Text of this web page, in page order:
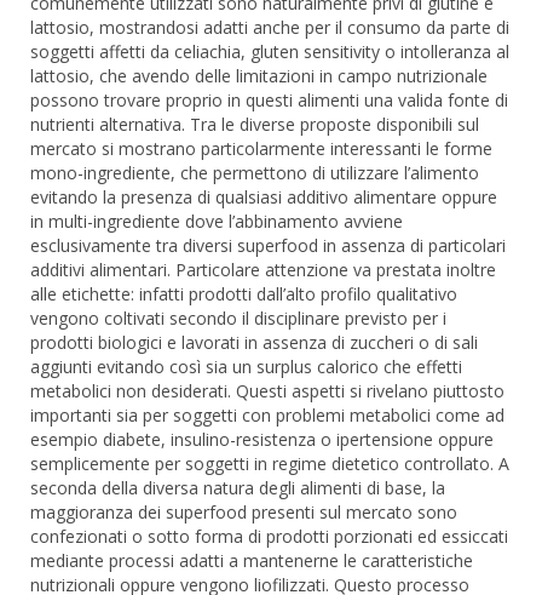
lattosio, mostrandosi adatti anche per il consumo da parte di
soggetti affetti da celiachia, gluten sensitivity o intolleranza al
lattosio, che avendo delle limitazioni in campo nutrizionale
possono trovare proprio in questi alimenti una valida fonte di
nutrienti alternativa. Tra le diverse proposte disponibili sul
mercato si mostrano particolarmente interessanti le forme
mono-ingrediente, che permettono di utilizzare l’alimento
evitando la presenza di qualsiasi additivo alimentare oppure
in multi-ingrediente dove l’abbinamento avviene
esclusivamente tra diversi superfood in assenza di particolari
additivi alimentari. Particolare attenzione va prestata inoltre
alle etichette: infatti prodotti dall’alto profilo qualitativo
vengono coltivati secondo il disciplinare previsto per i
prodotti biologici e lavorati in assenza di zuccheri o di sali
aggiunti evitando così sia un surplus calorico che effetti
metabolici non desiderati. Questi aspetti si rivelano piuttosto
importanti sia per soggetti con problemi metabolici come ad
esempio diabete, insulino-resistenza o ipertensione oppure
semplicemente per soggetti in regime dietetico controllato. A
seconda della diversa natura degli alimenti di base, la
maggioranza dei superfood presenti sul mercato sono
confezionati o sotto forma di prodotti porzionati ed essiccati
mediante processi adatti a mantenerne le caratteristiche
nutrizionali oppure vengono liofilizzati. Questo processo